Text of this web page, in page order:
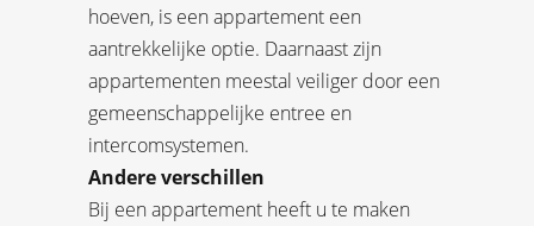
hoeven, is een appartement een
aantrekkelijke optie. Daarnaast zijn
appartementen meestal veiliger door een
gemeenschappelijke entree en
intercomsystemen.
Andere verschillen
Bij een appartement heeft u te maken